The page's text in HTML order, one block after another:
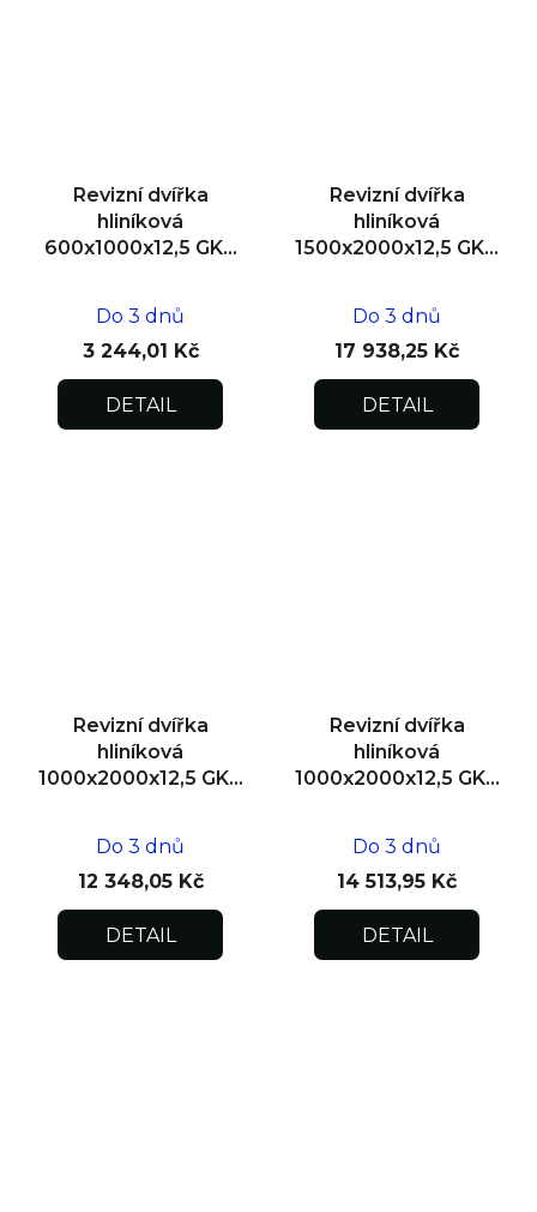
Revizní dvířka
hliníková
600x1000x12,5 GKB
Do 3 dnů
3 244,01 Kč
DETAIL
Revizní dvířka
hliníková
1500x2000x12,5 GKB
Do 3 dnů
17 938,25 Kč
DETAIL
Revizní dvířka
hliníková
1000x2000x12,5 GKB
Do 3 dnů
12 348,05 Kč
DETAIL
Revizní dvířka
hliníková
1000x2000x12,5 GKB
Do 3 dnů
14 513,95 Kč
DETAIL